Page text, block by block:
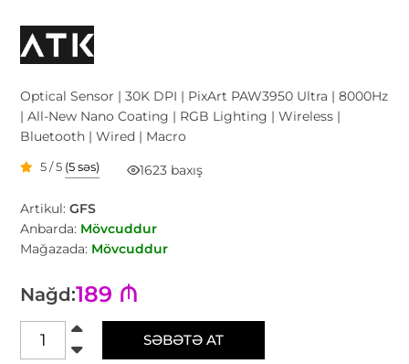
Optical Sensor | 30K DPI | PixArt PAW3950 Ultra | 8000Hz
| All-New Nano Coating | RGB Lighting | Wireless |
Bluetooth | Wired | Macro
5 / 5 (5 səs) 1623 baxış
Artikul:GFS
Anbarda: Mövcuddur
Mağazada: Mövcuddur
Nağd:189 ₼
SƏBƏTƏ AT